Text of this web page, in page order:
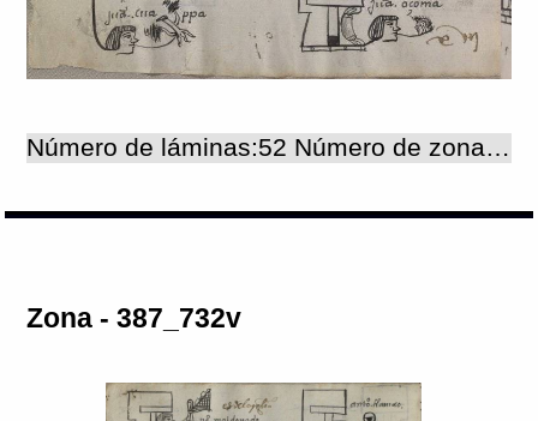
Número de láminas:52 Número de zonas:52
Zona - 387_732v